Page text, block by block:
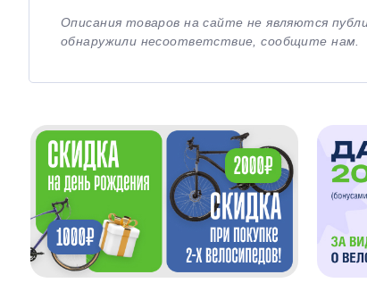
Описания товаров на сайте не являются
обнаружили несоответствие, сообщите нам.